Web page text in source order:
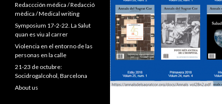
Redaccción médica / Redacció
mèdica / Medical writing
Symposium 17-2-22. La Salut
quan es viu al carrer
Violencia en el entorno de las
personas en la calle
21-23 de octubre:
Socidrogalcohol, Barcelona
About us